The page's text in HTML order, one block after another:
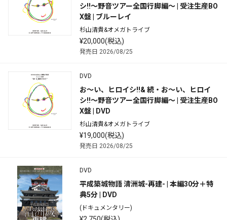
シ!!～野音ツアー全国行脚編～ | 受注生産BO
X盤 | ブルーレイ
杉山清貴&オメガトライブ
¥20,000(税込)
発売日 2026/08/25
DVD
お～い、ヒロイシ!!& 続・お～い、ヒロイ
シ!!～野音ツアー全国行脚編～ | 受注生産BO
X盤 | DVD
杉山清貴&オメガトライブ
¥19,000(税込)
発売日 2026/08/25
DVD
平成築城物語 清洲城-再建- | 本編30分＋特
典5分 | DVD
(ドキュメンタリー)